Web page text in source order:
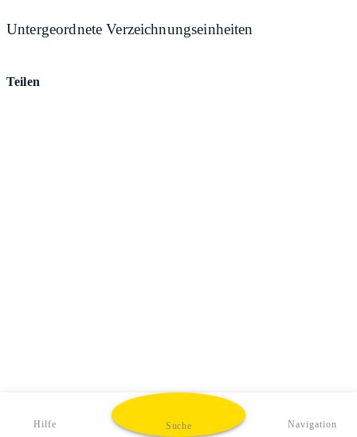
Untergeordnete Verzeichnungseinheiten
Teilen
Hilfe Suche Navigation